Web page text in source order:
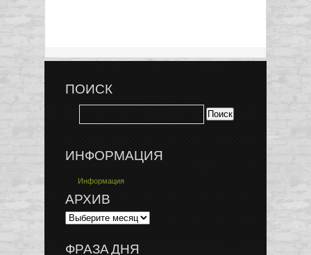
ПОИСК
ИНФОРМАЦИЯ
Информация
АРХИВ
ФРАЗА ДНЯ